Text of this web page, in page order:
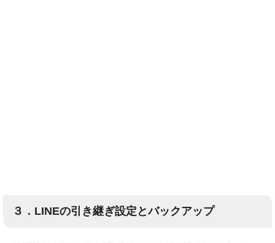
３．LINEの引き継ぎ設定とバックアップ